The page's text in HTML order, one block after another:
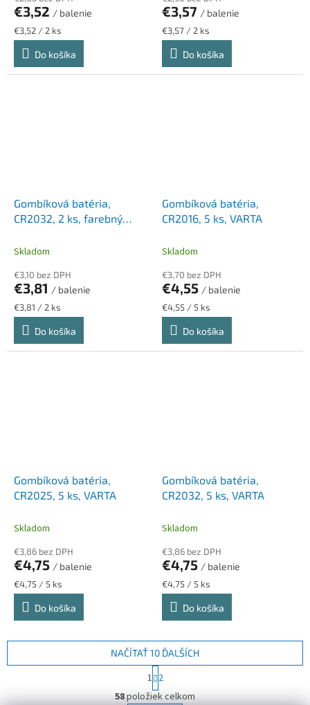
€3,52 / balenie
Jednotková
cena:
€3,52 / 2 ks
Do košíka
€3,57 / balenie
Jednotková
cena:
€3,57 / 2 ks
Do košíka
Gombíková batéria,
CR2032, 2 ks, farebný
"Ultimate Lithium
Skladom
€3,10 bez DPH
€3,81 / balenie
Jednotková
cena:
€3,81 / 2 ks
Do košíka
Gombíková batéria,
CR2016, 5 ks, VARTA
Skladom
€3,70 bez DPH
€4,55 / balenie
Jednotková
cena:
€4,55 / 5 ks
Do košíka
Gombíková batéria,
CR2025, 5 ks, VARTA
Skladom
€3,86 bez DPH
€4,75 / balenie
Jednotková
cena:
€4,75 / 5 ks
Do košíka
Gombíková batéria,
CR2032, 5 ks, VARTA
Skladom
€3,86 bez DPH
€4,75 / balenie
Jednotková
cena:
€4,75 / 5 ks
Do košíka
O
NAČÍTAŤ 10 ĎALŠÍCH
S
t
r
1 2
58položiek celkom